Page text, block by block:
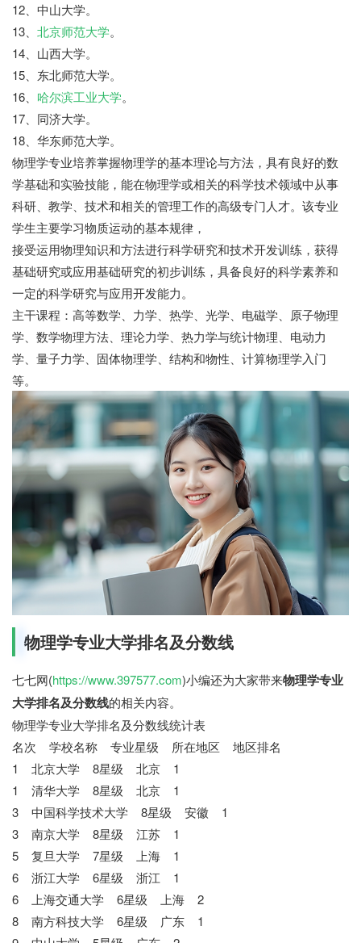
12、中山大学。
13、 北京师范大学。
14、山西大学。
15、东北师范大学。
16、 哈尔滨工业大学。
17、同济大学。
18、华东师范大学。
物理学专业培养掌握物理学的基本理论与方法，具有良好的数
学基础和实验技能，能在物理学或相关的科学技术领域中从事
科研、教学、技术和相关的管理工作的高级专门人才。该专业
学生主要学习物质运动的基本规律，
接受运用物理知识和方法进行科学研究和技术开发训练，获得
基础研究或应用基础研究的初步训练，具备良好的科学素养和
一定的科学研究与应用开发能力。
主干课程：高等数学、力学、热学、光学、电磁学、原子物理
学、数学物理方法、理论力学、热力学与统计物理、电动力
学、量子力学、固体物理学、结构和物性、计算物理学入门
等。
物理学专业大学排名及分数线
七七网(https://www.397577.com)小编还为大家带来物理学专业
大学排名及分数线的相关内容。
物理学专业大学排名及分数线统计表
名次 学校名称 专业星级 所在地区 地区排名
1 北京大学 8星级 北京 1
1 清华大学 8星级 北京 1
3 中国科学技术大学 8星级 安徽 1
3 南京大学 8星级 江苏 1
5 复旦大学 7星级 上海 1
6 浙江大学 6星级 浙江 1
6 上海交通大学 6星级 上海 2
8 南方科技大学 6星级 广东 1